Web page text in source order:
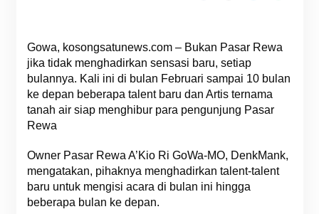
Gowa, kosongsatunews.com – Bukan Pasar Rewa
jika tidak menghadirkan sensasi baru, setiap
bulannya. Kali ini di bulan Februari sampai 10 bulan
ke depan beberapa talent baru dan Artis ternama
tanah air siap menghibur para pengunjung Pasar
Rewa
Owner Pasar Rewa A’Kio Ri GoWa-MO, DenkMank,
mengatakan, pihaknya menghadirkan talent-talent
baru untuk mengisi acara di bulan ini hingga
beberapa bulan ke depan.